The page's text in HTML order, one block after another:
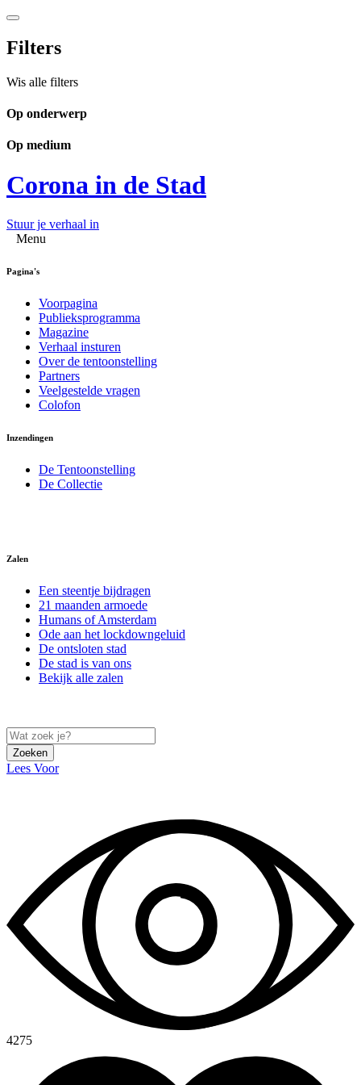
Filters
Wis alle filters
Op onderwerp
Op medium
Corona in de Stad
Stuur je verhaal in
Menu
Pagina's
Voorpagina
Publieksprogramma
Magazine
Verhaal insturen
Over de tentoonstelling
Partners
Veelgestelde vragen
Colofon
Inzendingen
De Tentoonstelling
De Collectie
Zalen
Een steentje bijdragen
21 maanden armoede
Humans of Amsterdam
Ode aan het lockdowngeluid
De ontsloten stad
De stad is van ons
Bekijk alle zalen
Zoeken
Lees Voor
4275